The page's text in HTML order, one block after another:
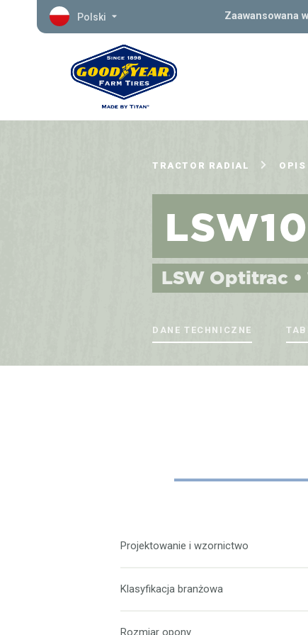
Polski Zaawansowana
TRACTOR RADIAL OPIS
LSW Optitrac •
DANE TECHNICZNE
Projektowanie i wzornictwo
Klasyfikacja branżowa
Rozmiar opony